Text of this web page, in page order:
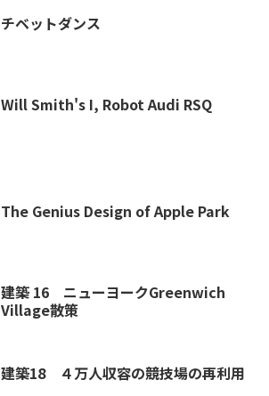
チベットダンス
Will Smith's I, Robot Audi RSQ
The Genius Design of Apple Park
建築 16 ニューヨークGreenwich
Village散策
建築18 ４万人収容の競技場の再利用